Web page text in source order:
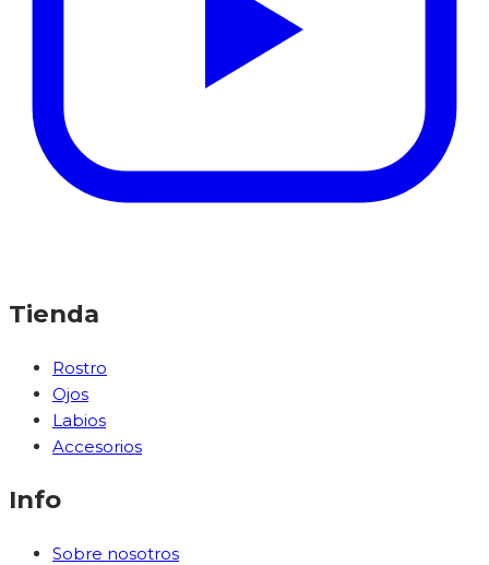
Tienda
Rostro
Ojos
Labios
Accesorios
Info
Sobre nosotros